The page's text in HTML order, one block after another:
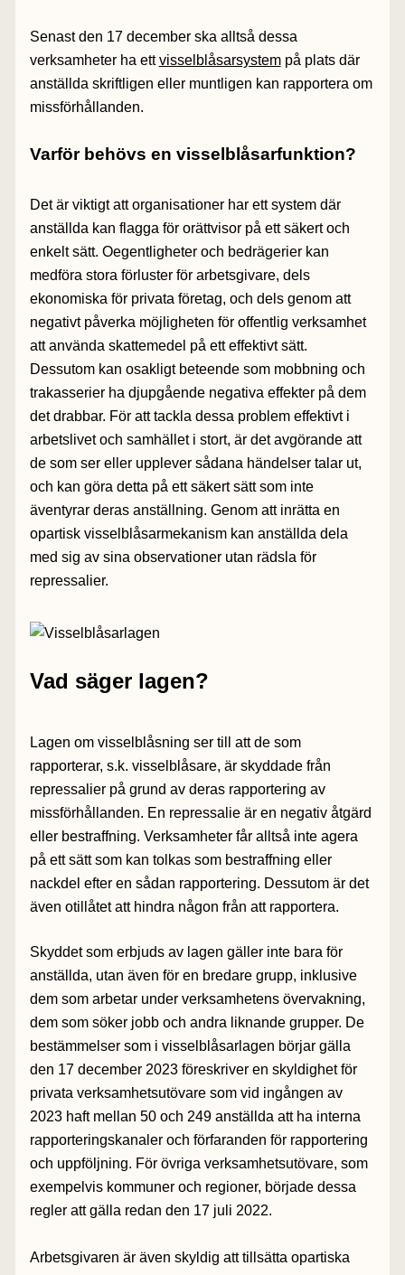
Senast den 17 december ska alltså dessa
verksamheter ha ettvisselblåsarsystempå plats där
anställda skriftligen eller muntligen kan rapportera om
missförhållanden.
Varför behövs en visselblåsarfunktion?
Det är viktigt att organisationer har ett system där
anställda kan flagga för orättvisor på ett säkert och
enkelt sätt. Oegentligheter och bedrägerier kan
medföra stora förluster för arbetsgivare, dels
ekonomiska för privata företag, och dels genom att
negativt påverka möjligheten för offentlig verksamhet
att använda skattemedel på ett effektivt sätt.
Dessutom kan osakligt beteende som mobbning och
trakasserier ha djupgående negativa effekter på dem
det drabbar. För att tackla dessa problem effektivt i
arbetslivet och samhället i stort, är det avgörande att
de som ser eller upplever sådana händelser talar ut,
och kan göra detta på ett säkert sätt som inte
äventyrar deras anställning. Genom att inrätta en
opartisk visselblåsarmekanism kan anställda dela
med sig av sina observationer utan rädsla för
repressalier.
Vad säger lagen?
Lagen om visselblåsning ser till att de som
rapporterar, s.k. visselblåsare, är skyddade från
repressalier på grund av deras rapportering av
missförhållanden. En repressalie är en negativ åtgärd
eller bestraffning. Verksamheter får alltså inte agera
på ett sätt som kan tolkas som bestraffning eller
nackdel efter en sådan rapportering. Dessutom är det
även otillåtet att hindra någon från att rapportera.
Skyddet som erbjuds av lagen gäller inte bara för
anställda, utan även för en bredare grupp, inklusive
dem som arbetar under verksamhetens övervakning,
dem som söker jobb och andra liknande grupper. De
bestämmelser som i visselblåsarlagen börjar gälla
den 17 december 2023 föreskriver en skyldighet för
privata verksamhetsutövare som vid ingången av
2023 haft mellan 50 och 249 anställda att ha interna
rapporteringskanaler och förfaranden för rapportering
och uppföljning. För övriga verksamhetsutövare, som
exempelvis kommuner och regioner, började dessa
regler att gälla redan den 17 juli 2022.
Arbetsgivaren är även skyldig att tillsätta opartiska